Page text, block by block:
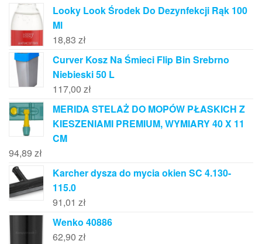
Looky Look Środek Do Dezynfekcji Rąk 100
Ml
18,83 zł
Curver Kosz Na Śmieci Flip Bin Srebrno
Niebieski 50 L
117,00 zł
MERIDA STELAŻ DO MOPÓW PŁASKICH Z
KIESZENIAMI PREMIUM, WYMIARY 40 X 11
CM
94,89 zł
Karcher dysza do mycia okien SC 4.130-
115.0
91,01 zł
Wenko 40886
62,90 zł